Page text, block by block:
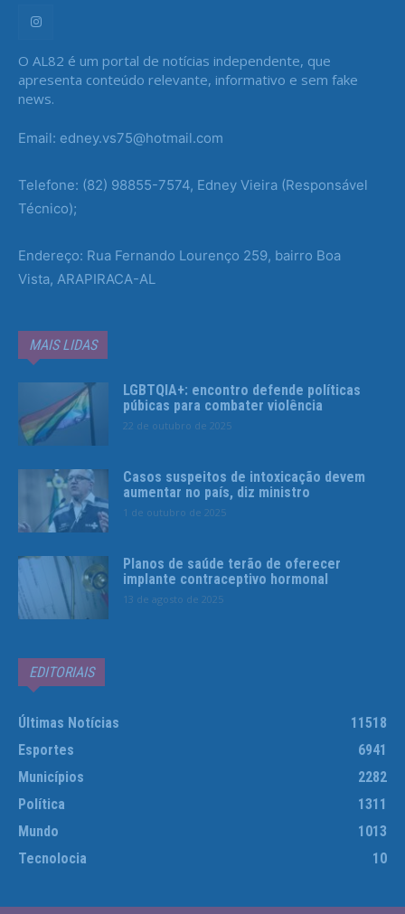
O AL82 é um portal de notícias independente, que
apresenta conteúdo relevante, informativo e sem fake
news.
Email: edney.vs75@hotmail.com
Telefone: (82) 98855-7574, Edney Vieira (Responsável
Técnico);
Endereço: Rua Fernando Lourenço 259, bairro Boa
Vista, ARAPIRACA-AL
MAIS LIDAS
LGBTQIA+: encontro defende políticas
púbicas para combater violência
22 de outubro de 2025
Casos suspeitos de intoxicação devem
aumentar no país, diz ministro
1 de outubro de 2025
Planos de saúde terão de oferecer
implante contraceptivo hormonal
13 de agosto de 2025
EDITORIAIS
Últimas Notícias
11518
Esportes
6941
Municípios
2282
Política
1311
Mundo
1013
Tecnolocia
10